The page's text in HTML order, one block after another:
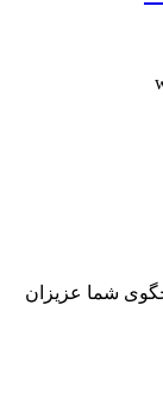
شما عزیزان